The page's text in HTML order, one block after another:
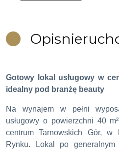
Opis
Gotowy lokal usługowy w
idealny pod branżę beauty
Na wynajem w pełni
usługowy o powierzchni 40
centrum Tarnowskich Gór, w
Rynku. Lokal po